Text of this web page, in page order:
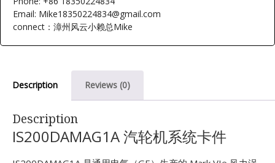
Email: Mike18350224834@gmail.com
connect：漳州风云小赖总Mike
Description Reviews (0)
Description
IS200DAMAG1A 汽轮机系统卡件